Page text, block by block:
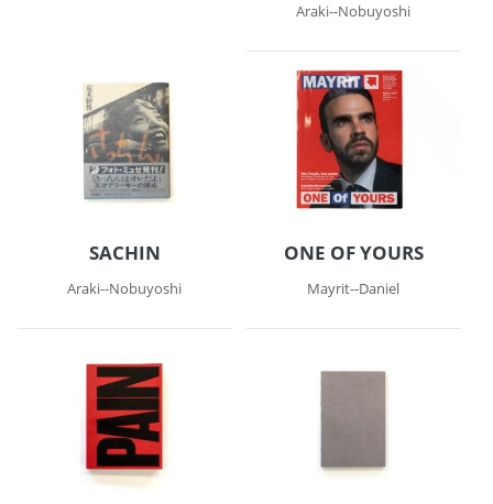
Araki--Nobuyoshi
SACHIN
Araki--Nobuyoshi
ONE OF YOURS
Mayrit--Daniel